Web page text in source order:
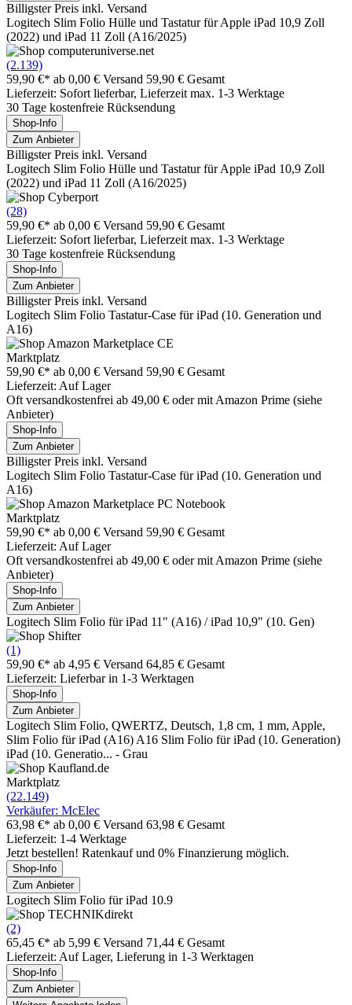
Billigster Preis inkl. Versand
Logitech Slim Folio Hülle und Tastatur für Apple iPad 10,9 Zoll
(2022) und iPad 11 Zoll (A16/2025)
(2.139)
59,90 €* ab 0,00 € Versand 59,90 € Gesamt
Lieferzeit: Sofort lieferbar, Lieferzeit max. 1-3 Werktage
30 Tage kostenfreie Rücksendung
Shop-Info
Zum Anbieter
Billigster Preis inkl. Versand
Logitech Slim Folio Hülle und Tastatur für Apple iPad 10,9 Zoll
(2022) und iPad 11 Zoll (A16/2025)
(28)
59,90 €* ab 0,00 € Versand 59,90 € Gesamt
Lieferzeit: Sofort lieferbar, Lieferzeit max. 1-3 Werktage
30 Tage kostenfreie Rücksendung
Shop-Info
Zum Anbieter
Billigster Preis inkl. Versand
Logitech Slim Folio Tastatur-Case für iPad (10. Generation und
A16)
Marktplatz
59,90 €* ab 0,00 € Versand 59,90 € Gesamt
Lieferzeit: Auf Lager
Oft versandkostenfrei ab 49,00 € oder mit Amazon Prime (siehe
Anbieter)
Shop-Info
Zum Anbieter
Billigster Preis inkl. Versand
Logitech Slim Folio Tastatur-Case für iPad (10. Generation und
A16)
Marktplatz
59,90 €* ab 0,00 € Versand 59,90 € Gesamt
Lieferzeit: Auf Lager
Oft versandkostenfrei ab 49,00 € oder mit Amazon Prime (siehe
Anbieter)
Shop-Info
Zum Anbieter
Logitech Slim Folio für iPad 11" (A16) / iPad 10,9" (10. Gen)
(1)
59,90 €* ab 4,95 € Versand 64,85 € Gesamt
Lieferzeit: Lieferbar in 1-3 Werktagen
Shop-Info
Zum Anbieter
Logitech Slim Folio, QWERTZ, Deutsch, 1,8 cm, 1 mm, Apple,
Slim Folio für iPad (A16) A16 Slim Folio für iPad (10. Generation)
iPad (10. Generatio... - Grau
Marktplatz
(22.149)
Verkäufer: McElec
63,98 €* ab 0,00 € Versand 63,98 € Gesamt
Lieferzeit: 1-4 Werktage
Jetzt bestellen! Ratenkauf und 0% Finanzierung möglich.
Shop-Info
Zum Anbieter
Logitech Slim Folio für iPad 10.9
(2)
65,45 €* ab 5,99 € Versand 71,44 € Gesamt
Lieferzeit: Auf Lager, Lieferung in 1-3 Werktagen
Shop-Info
Zum Anbieter